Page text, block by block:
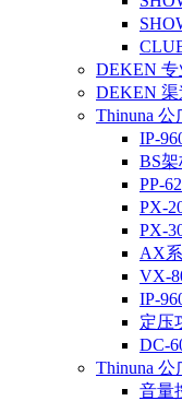
DEKEN 专
DEKEN 渠
Thinuna
IP-
BS
PP-
PX-
PX-
AX
VX-
IP-
定压
DC-
Thinuna 公
音量